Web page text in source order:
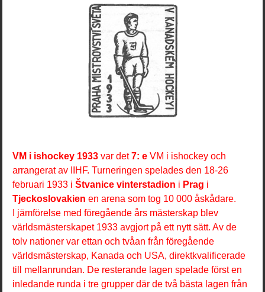
VM i ishockey 1933var det7: e VM i ishockey och
arrangerat av IIHF. Turneringen spelades den 18-26
februari 1933 iŠtvanice vinterstadion i Prag i
Tjeckoslovakienen arena som tog 10 000 åskådare.
I jämförelse med föregående års mästerskap blev
världsmästerskapet 1933 avgjort på ett nytt sätt. Av de
tolv nationer var ettan och tvåan från föregående
världsmästerskap, Kanada och USA, direktkvalificerade
till mellanrundan. De resterande lagen spelade först en
inledande runda i tre grupper där de två bästa lagen från